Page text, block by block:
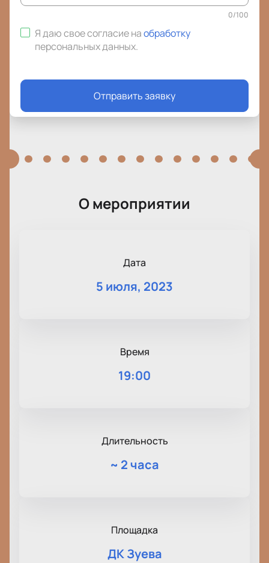
0/100
Я даю свое согласие наобработку
персональных данных.
Отправить заявку
О мероприятии
Дата
5 июля, 2023
Время
19:00
Длительность
~ 2 часа
Площадка
ДК Зуева